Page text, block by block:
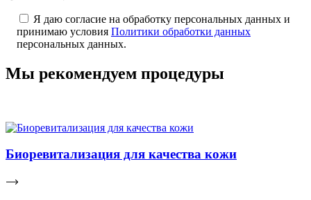
Я даю согласие на обработку персональных данных и
принимаю условия Политики обработки данных
персональных данных.
Мы рекомендуем процедуры
Биоревитализация для качества кожи